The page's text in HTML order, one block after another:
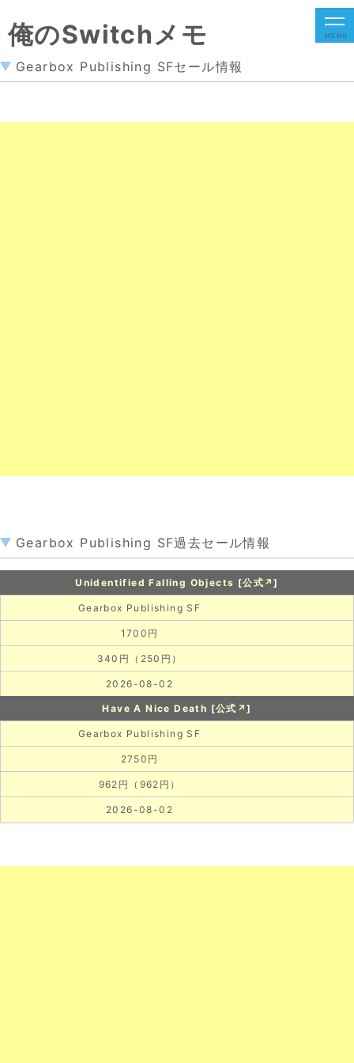
俺のSwitchメモ MENU
Gearbox Publishing SFセール情報
Gearbox Publishing SF過去セール情報
Unidentified Falling Objects [公式↗]
Gearbox Publishing SF
1700円
340円（250円）
2026-08-02
Have A Nice Death [公式↗]
Gearbox Publishing SF
2750円
962円（962円）
2026-08-02